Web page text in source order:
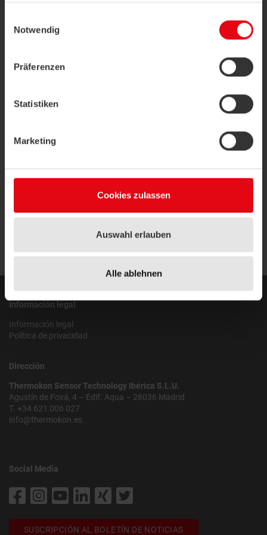
Notwendig
Präferenzen
Statistiken
Marketing
Cookies zulassen
Auswahl erlauben
Alle ablehnen
Información legal
Información legal
Política de privacidad
Dirección
Thermokon Sensor Technology Ibérica S.L.U.
Agustín de Foxá, 4 – Edif. Aqua – 28036 Madrid
T. +34 621 006 027
info@thermokon.es
Social Media
SUSCRIPCIÓN AL BOLETÍN DE NOTICIAS